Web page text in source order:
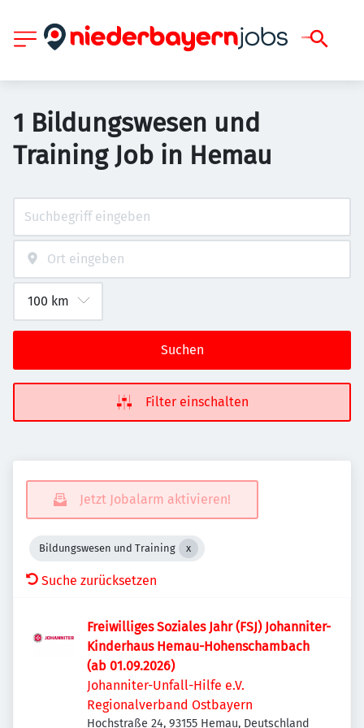
1 Bildungswesen und
Training Job in Hemau
Suchen
Filter einschalten
Jetzt Jobalarm aktivieren!
Bildungswesen und Training
Suche zurücksetzen
Freiwilliges Soziales Jahr (FSJ) Johanniter-
Kinderhaus Hemau-Hohenschambach
(ab 01.09.2026)
Johanniter-Unfall-Hilfe e.V.
Regionalverband Ostbayern
Hochstraße 24, 93155 Hemau, Deutschland